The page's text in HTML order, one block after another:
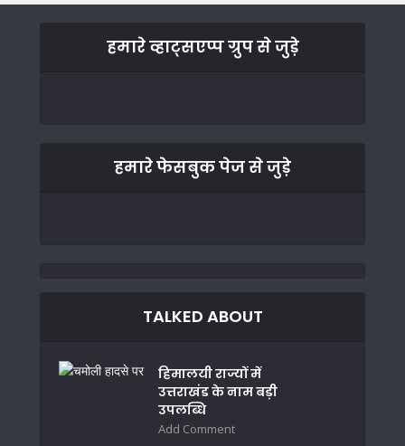
हमारे व्हाट्सएप्प ग्रुप से जुड़े
हमारे फेसबुक पेज से जुड़े
TALKED ABOUT
हिमालयी राज्यों में
उत्तराखंड के नाम बड़ी
उपलब्धि
Add Comment